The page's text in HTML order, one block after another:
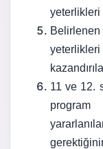
yeterlikleri
Belirlenen
11 ve 12.